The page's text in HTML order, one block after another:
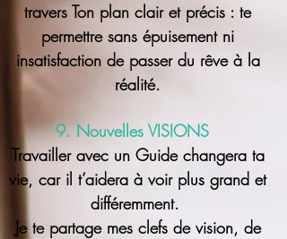
travers Ton plan clair et précis : te
permettre sans épuisement ni
insatisfaction de passer du rêve à la
réalité.
9. Nouvelles VISIONS
Travailler avec un Guide changera ta
vie, car il t’aidera à voir plus grand et
différemment.
Je te partage mes clefs de vision, de